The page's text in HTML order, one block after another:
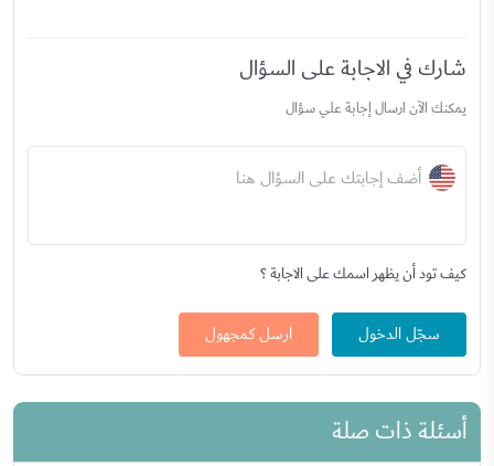
شارك في الاجابة على السؤال
يمكنك الآن ارسال إجابة علي سؤال
أضف إجابتك على السؤال هنا
كيف تود أن يظهر اسمك على الاجابة ؟
سجّل الدخول ارسل كمجهول
أسئلة ذات صلة